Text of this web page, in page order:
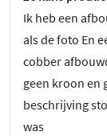
Ik heb een
als de foto En
cobber
geen kroon en
beschrijving
was